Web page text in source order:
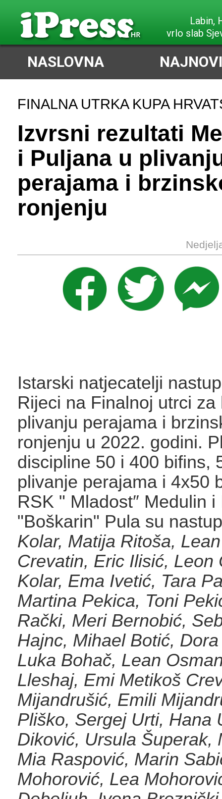
Labin,
vrlo slab
NASLOVNA
FINALNA UTRKA KUPA
Izvrsni rezultati
i Puljana u
perajama i
ronjenju
Istarski natjecatelji
Rijeci na Finalnoj utrci za
plivanju perajama i
ronjenju u 2022. godini.
discipline 50 i 400 bifins,
plivanje perajama i 4x50
RSK " Mladost″ Medulin i
"Boškarin" Pula su
Kolar, Matija Ritoša,
Crevatin, Eric Ilisić, Leon
Kolar, Ema Ivetić, Tara
Martina Pekica, Toni
Rački, Meri Bernobić,
Hajnc, Mihael Botić,
Luka Bohač, Lean
Lleshaj, Emi Metikoš
Mijandrušić, Emili
Pliško, Sergej Urti, Hana
Diković, Ursula Šuperak,
Mia Raspović, Marin
Mohorović, Lea